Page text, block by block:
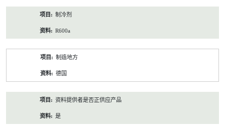
制冷剂
R600a
制造地方
德国
资料提供者是否正供应产品
是